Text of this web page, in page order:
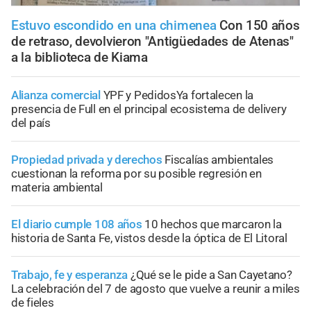
Estuvo escondido en una chimenea Con 150 años
de retraso, devolvieron "Antigüedades de Atenas"
a la biblioteca de Kiama
Alianza comercial YPF y PedidosYa fortalecen la
presencia de Full en el principal ecosistema de delivery
del país
Propiedad privada y derechos Fiscalías ambientales
cuestionan la reforma por su posible regresión en
materia ambiental
El diario cumple 108 años 10 hechos que marcaron la
historia de Santa Fe, vistos desde la óptica de El Litoral
Trabajo, fe y esperanza ¿Qué se le pide a San Cayetano?
La celebración del 7 de agosto que vuelve a reunir a miles
de fieles